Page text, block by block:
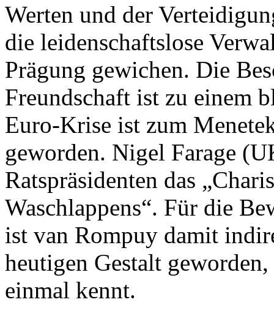
Werten und der
die leidenschaftslose
Prägung gewichen. Die
Freundschaft ist zu einem
Euro-Krise ist zum
geworden. Nigel Farage
Ratspräsidenten das
Waschlappens“. Für die
ist van Rompuy damit
heutigen Gestalt
einmal kennt.